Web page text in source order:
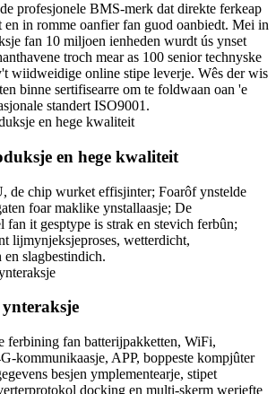
profesjonele BMS-merk dat direkte ferkeap
en in romme oanfier fan guod oanbiedt. Mei in
fan 10 miljoen ienheden wurdt ús ynset
troch mear as 100 senior technyske
wiidweidige online stipe leverje. Wês der wis
binne sertifisearre om te foldwaan oan 'e
standert ISO9001.
en hege kwaliteit
de chip wurket effisjinter; Foarôf ynstelde
foar maklike ynstallaasje; De
fan it gesptype is strak en stevich ferbûn;
lijmynjeksjeproses, wetterdicht,
slagbestindich.
ferbining fan batterijpakketten, WiFi,
kommunikaasje, APP, boppeste kompjûter
besjen ymplementearje, stipet
docking en multi-skerm werjefte